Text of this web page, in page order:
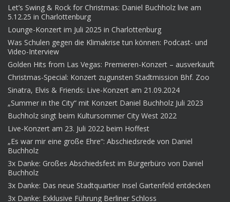
Let’s Swing & Rock for Christmas: Daniel Buchholz live am
5.12.25 in Charlottenburg
Lounge-Konzert im Juli 2025 in Charlottenburg
Was Schulen gegen die Klimakrise tun können: Podcast- und
Video-Interview
Golden Hits from Las Vegas: Premieren-Konzert – ausverkauft
Christmas-Special: Konzert zugunsten Stadtmission Bhf. Zoo
Sinatra, Elvis & Friends: Live-Konzert am 21.09.2024
„Summer in the City“ mit Konzert Daniel Buchholz Juli 2023
Buchholz singt beim Kultursommer City West 2022
Live-Konzert am 23. Juli 2022 beim Hoffest
„Es war mir eine große Ehre“: Abschiedsrede von Daniel
Buchholz
3x Danke: Großes Abschiedsfest im Bürgerbüro von Daniel
Buchholz
3x Danke: Das neue Stadtquartier Insel Gartenfeld entdecken
3x Danke: Exklusive Führung Berliner Schloss